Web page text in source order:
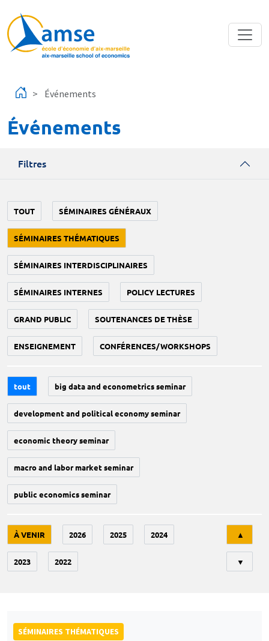
Événements
Événements
Filtres
TOUT SÉMINAIRES GÉNÉRAUX
SÉMINAIRES THÉMATIQUES
SÉMINAIRES INTERDISCIPLINAIRES
SÉMINAIRES INTERNES POLICY LECTURES
GRAND PUBLIC SOUTENANCES DE THÈSE
ENSEIGNEMENT CONFÉRENCES/WORKSHOPS
tout big data and econometrics seminar
development and political economy seminar
economic theory seminar
macro and labor market seminar
public economics seminar
À VENIR 2026 2025 2024
2023 2022
▲
▼
SÉMINAIRES THÉMATIQUES